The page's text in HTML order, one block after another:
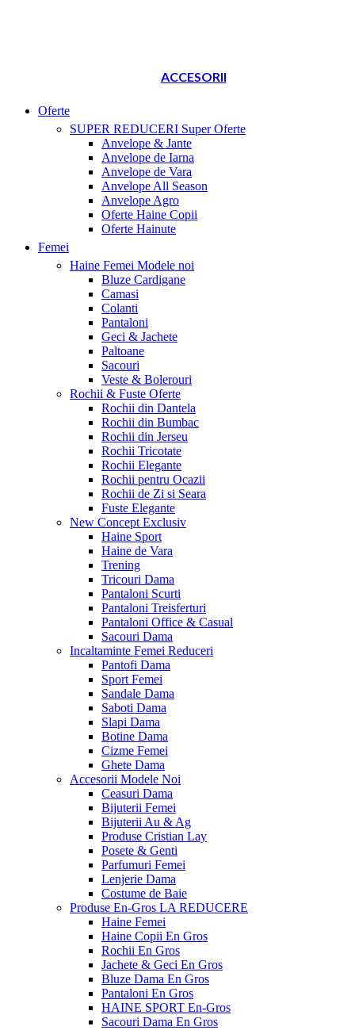
ACCESORII
Oferte
SUPER REDUCERI Super Oferte
Anvelope & Jante
Anvelope de Iarna
Anvelope de Vara
Anvelope All Season
Anvelope Agro
Oferte Haine Copii
Oferte Hainute
Femei
Haine Femei Modele noi
Bluze Cardigane
Camasi
Colanti
Pantaloni
Geci & Jachete
Paltoane
Sacouri
Veste & Bolerouri
Rochii & Fuste Oferte
Rochii din Dantela
Rochii din Bumbac
Rochii din Jerseu
Rochii Tricotate
Rochii Elegante
Rochii pentru Ocazii
Rochii de Zi si Seara
Fuste Elegante
New Concept Exclusiv
Haine Sport
Haine de Vara
Trening
Tricouri Dama
Pantaloni Scurti
Pantaloni Treisferturi
Pantaloni Office & Casual
Sacouri Dama
Incaltaminte Femei Reduceri
Pantofi Dama
Sport Femei
Sandale Dama
Saboti Dama
Slapi Dama
Botine Dama
Cizme Femei
Ghete Dama
Accesorii Modele Noi
Ceasuri Dama
Bijuterii Femei
Bijuterii Au & Ag
Produse Cristian Lay
Posete & Genti
Parfumuri Femei
Lenjerie Dama
Costume de Baie
Produse En-Gros LA REDUCERE
Haine Femei
Haine Copii En Gros
Rochii En Gros
Jachete & Geci En Gros
Bluze Dama En Gros
Pantaloni En Gros
HAINE SPORT En-Gros
Sacouri Dama En Gros